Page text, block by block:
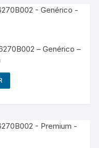
– Genérico –